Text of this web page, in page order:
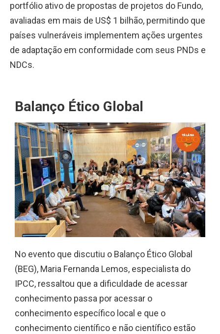
portfólio ativo de propostas de projetos do Fundo,
avaliadas em mais de US$ 1 bilhão, permitindo que
países vulneráveis implementem ações urgentes
de adaptação em conformidade com seus PNDs e
NDCs.
Balanço Ético Global
No evento que discutiu o Balanço Ético Global
(BEG), Maria Fernanda Lemos, especialista do
IPCC, ressaltou que a dificuldade de acessar
conhecimento passa por acessar o
conhecimento específico local e que o
conhecimento científico e não científico estão